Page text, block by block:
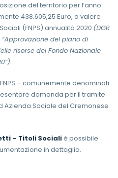
del territorio per l’anno
438.605,25 Euro, a valere
(FNPS) annualità 2020 (DGR
“Approvazione del piano di
risorse del Fondo Nazionale
– comunemente denominati
domanda per il tramite
Azienda Sociale del Cremonese
– Titoli Socialiè possibile
in dettaglio.